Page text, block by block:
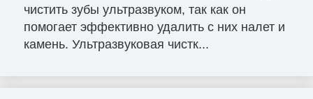
чистить зубы ультразвуком, так как он
помогает эффективно удалить с них налет и
камень. Ультразвуковая чистк...